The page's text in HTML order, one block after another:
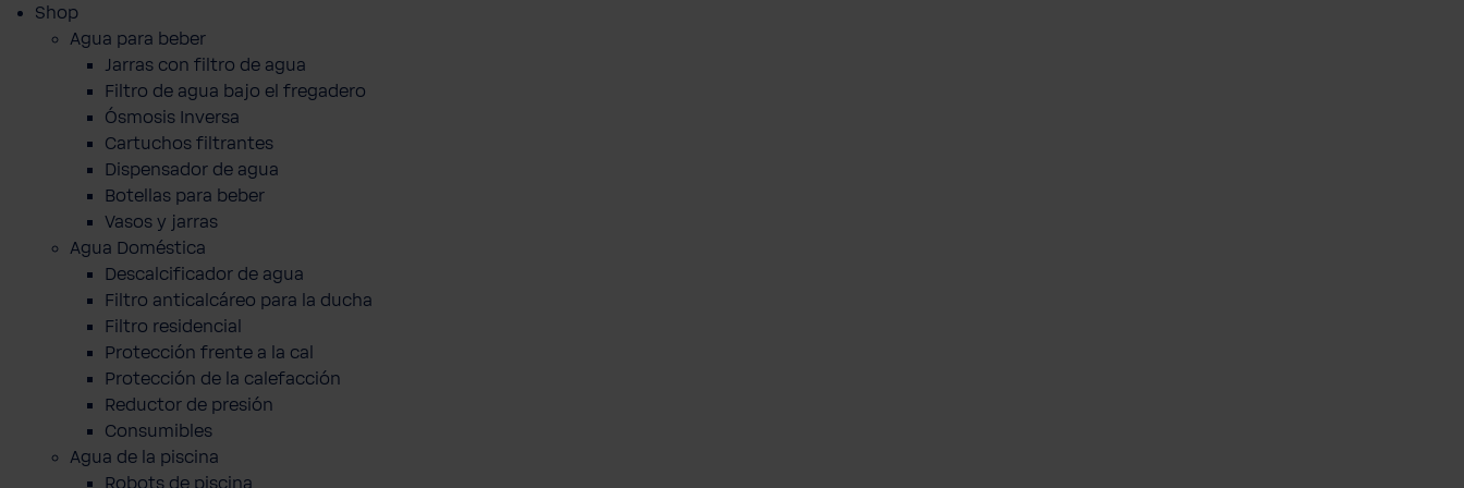
Shop
Agua para beber
Jarras con filtro de agua
Filtro de agua bajo el fregadero
Ósmosis Inversa
Cartuchos filtrantes
Dispensador de agua
Botellas para beber
Vasos y jarras
Agua Doméstica
Descalcificador de agua
Filtro anticalcáreo para la ducha
Filtro residencial
Protección frente a la cal
Protección de la calefacción
Reductor de presión
Consumibles
Agua de la piscina
Robots de piscina